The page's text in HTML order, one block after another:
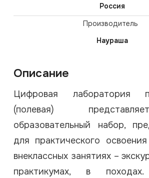
Россия
Производитель
Наураша
Описание
Цифровая лаборатория
(полевая)
образовательный набор,
для практического
внеклассных занятиях –
практикумах, в